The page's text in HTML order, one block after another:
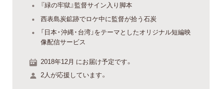
『緑の牢獄』監督サイン入り脚本
西表島炭鉱跡でロケ中に監督が拾う石炭
「日本・沖縄・台湾」をテーマとしたオリジナル短編映
像配信サービス
2018年12月 にお届け予定です。
2人が応援しています。